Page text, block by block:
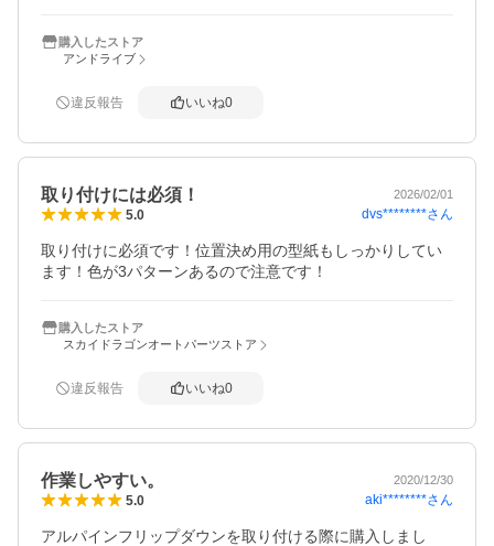
購入したストア
アンドライブ
違反報告 いいね0
取り付けには必須！ 2026/02/01
5.0 dvs********さん
取り付けに必須です！位置決め用の型紙もしっかりしてい
ます！色が3パターンあるので注意です！
購入したストア
スカイドラゴンオートパーツストア
違反報告 いいね0
作業しやすい。 2020/12/30
5.0 aki********さん
アルパインフリップダウンを取り付ける際に購入しまし